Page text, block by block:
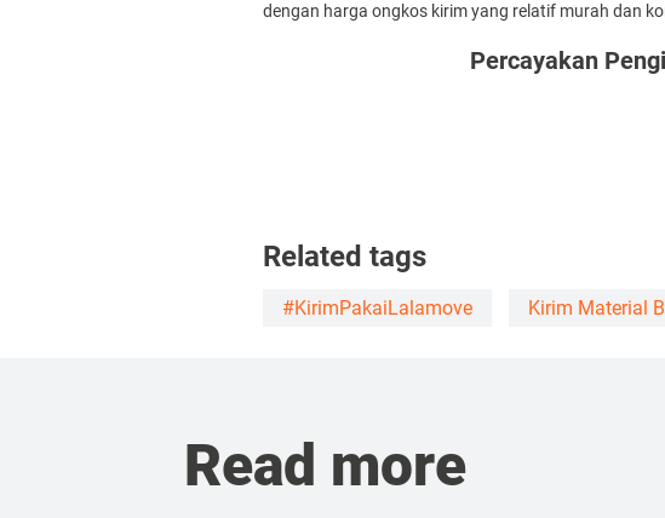
dengan harga ongkos kirim yang relatif murah dan
Percayakan
Related tags
#KirimPakaiLalamove Kirim Material
Read more